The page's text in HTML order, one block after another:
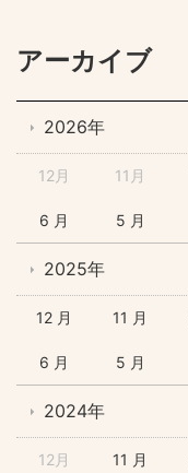
アーカイブ
2026年
12月 11月
6 月 5 月
2025年
12 月 11 月
6 月 5 月
2024年
12月 11 月